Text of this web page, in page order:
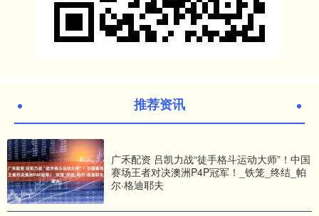
推荐资讯
广禾配资 吕凯力战“徒手格斗运动大师”！中国
赛场王者对决澳洲P4P冠军！_铁笼_终结_帕
尔·格迪耶夫